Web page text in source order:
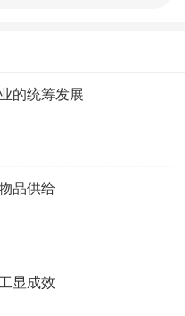
年至1350年创作的纸本
春山居图》中的场景与意
进国民经济发展的永久动
的统筹发展
品供给
显成效